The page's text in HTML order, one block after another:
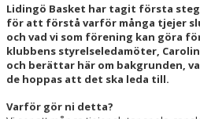
KALENDER
MATCHER
Lidingö Basket har tagit första
för att förstå varför många tjejer
och vad vi som förening kan göra
klubbens styrelseledamöter,
och berättar här om bakgrunden,
de hoppas att det ska leda till.
Varför gör ni detta?